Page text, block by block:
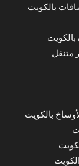
بالكويت
متنقل
بالكويت